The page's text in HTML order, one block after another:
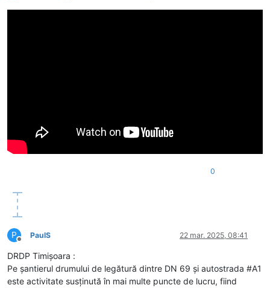
0
P
Deconectat
PaulS 22 mar. 2025, 08:41
DRDP Timişoara :
Pe șantierul drumului de legătură dintre DN 69 și autostrada #A1
este activitate susținută în mai multe puncte de lucru, fiind